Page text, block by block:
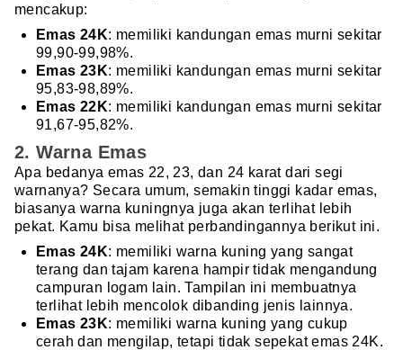
mencakup:
Emas 24K: memiliki kandungan emas murni sekitar
99,90-99,98%.
Emas 23K: memiliki kandungan emas murni sekitar
95,83-98,89%.
Emas 22K: memiliki kandungan emas murni sekitar
91,67-95,82%.
2. Warna Emas
Apa bedanya emas 22, 23, dan 24 karat dari segi
warnanya? Secara umum, semakin tinggi kadar emas,
biasanya warna kuningnya juga akan terlihat lebih
pekat. Kamu bisa melihat perbandingannya berikut ini.
Emas 24K: memiliki warna kuning yang sangat
terang dan tajam karena hampir tidak mengandung
campuran logam lain. Tampilan ini membuatnya
terlihat lebih mencolok dibanding jenis lainnya.
Emas 23K: memiliki warna kuning yang cukup
cerah dan mengilap, tetapi tidak sepekat emas 24K.